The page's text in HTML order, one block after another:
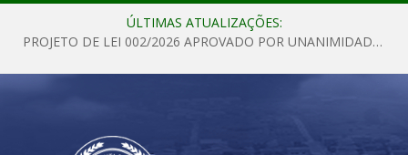
ÚLTIMAS ATUALIZAÇÕES:
PROJETO DE LEI 002/2026 APROVADO POR UNANIMIDADE EM SESSÃO ORDINÁRIA NESTA QUINTA – FEIRA 28 DE MAIO DE 2026